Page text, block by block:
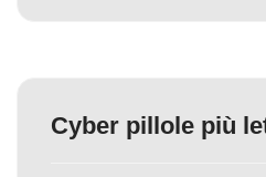
Cyber pillole più